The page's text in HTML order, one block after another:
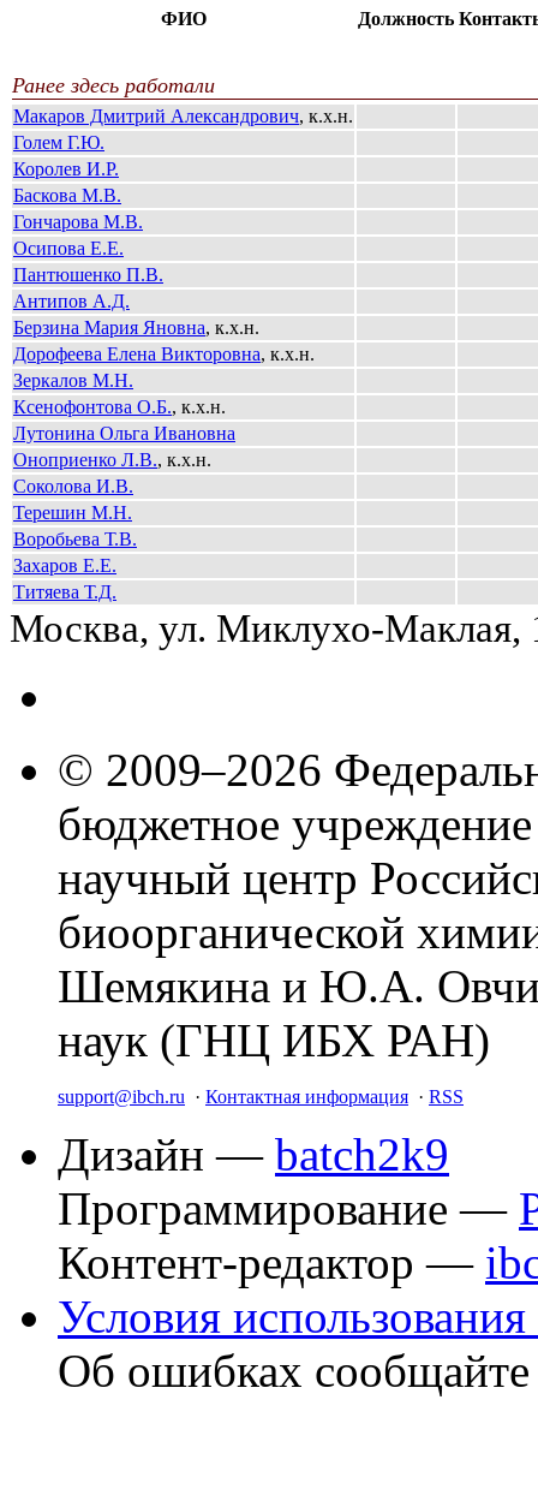
ФИО Должность
Ранее здесь работали
Макаров Дмитрий Александрович, к.х.н.
Голем Г.Ю.
Королев И.Р.
Баскова М.В.
Гончарова М.В.
Осипова Е.Е.
Пантюшенко П.В.
Антипов А.Д.
Берзина Мария Яновна, к.х.н.
Дорофеева Елена Викторовна, к.х.н.
Зеркалов М.Н.
Ксенофонтова О.Б., к.х.н.
Лутонина Ольга Ивановна
Оноприенко Л.В., к.х.н.
Соколова И.В.
Терешин М.Н.
Воробьева Т.В.
Захаров Е.Е.
Титяева Т.Д.
Москва, ул. Миклухо-
© 2009–2026
бюджетное
научный центр
биоорганической
Шемякина и Ю.А.
наук (ГНЦ ИБХ РАН)
support@ibch.ru · Контактная информация · RSS
Дизайн — batch2k9
Программирование —
Контент-редактор —
Условия использования
Об ошибках